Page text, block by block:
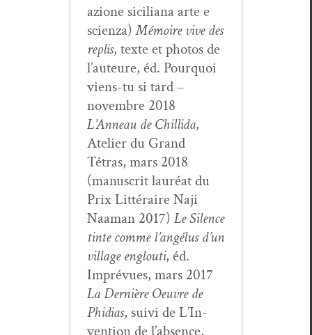
azione sicil­iana arte e
scien­za)Mémoire vive des
replis, texte et pho­tos de
l’auteure, éd. Pourquoi
viens-tu si tard –
novem­bre 2018
L’Anneau de Chill­i­da,
Ate­lier du Grand
Tétras, mars 2018
(man­u­scrit lau­réat du
Prix Lit­téraire Naji
Naa­man 2017) Le Silence
tinte comme l’angélus d’un
vil­lage englouti, éd.
Imprévues, mars 2017
La Dernière Oeu­vre de
Phidias, suivi de L’In­